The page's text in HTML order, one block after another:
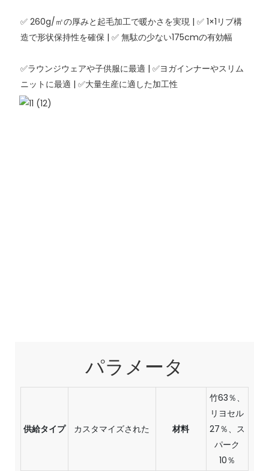
✅ 260g/㎡の厚みと起毛加工で暖かさを実現 | ✅ 1×1リブ構
造で形状保持性を確保 | ✅ 無駄の少ない175cmの有効幅
✅ラウンジウェアや子供服に最適 | ✅ヨガインナーやスリム
ニットに最適 | ✅大量生産に適した加工性
パラメータ
供給タイプ カスタマイズされた 材料
竹63％、
リヨセル
27％、ス
パーク
10％